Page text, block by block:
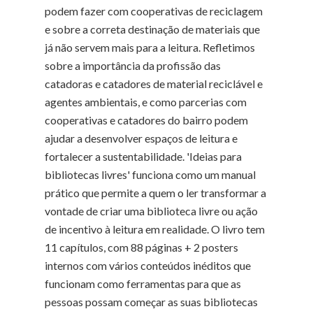
podem fazer com cooperativas de reciclagem
e sobre a correta destinação de materiais que
já não servem mais para a leitura. Refletimos
sobre a importância da profissão das
catadoras e catadores de material reciclável e
agentes ambientais, e como parcerias com
cooperativas e catadores do bairro podem
ajudar a desenvolver espaços de leitura e
fortalecer a sustentabilidade. 'Ideias para
bibliotecas livres' funciona como um manual
prático que permite a quem o ler transformar a
vontade de criar uma biblioteca livre ou ação
de incentivo à leitura em realidade. O livro tem
11 capítulos, com 88 páginas + 2 posters
internos com vários conteúdos inéditos que
funcionam como ferramentas para que as
pessoas possam começar as suas bibliotecas